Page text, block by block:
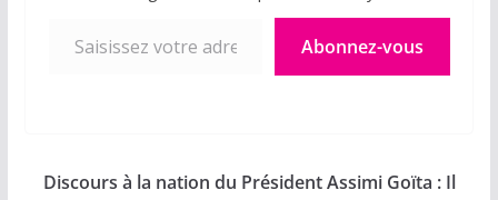
Abonnez-vous
Discours à la nation du Président Assimi Goïta : Il